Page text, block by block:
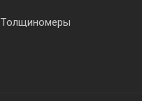
Толщиномеры